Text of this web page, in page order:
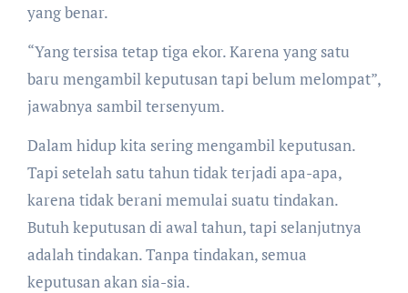
yang benar.
“Yang tersisa tetap tiga ekor. Karena yang satu
baru mengambil keputusan tapi belum melompat”,
jawabnya sambil tersenyum.
Dalam hidup kita sering mengambil keputusan.
Tapi setelah satu tahun tidak terjadi apa-apa,
karena tidak berani memulai suatu tindakan.
Butuh keputusan di awal tahun, tapi selanjutnya
adalah tindakan. Tanpa tindakan, semua
keputusan akan sia-sia.